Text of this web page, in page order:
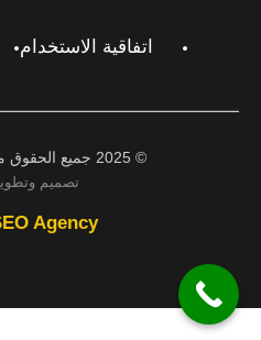
اتفاقية الاستخدام
© 2025 جميع الحقوق محفوظة — ريموت
تصميم
Agency